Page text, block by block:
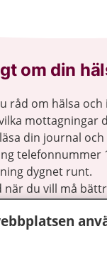
om din
råd om hälsa
mottagningar
din journal
telefonnummer
dygnet runt.
när du vill må